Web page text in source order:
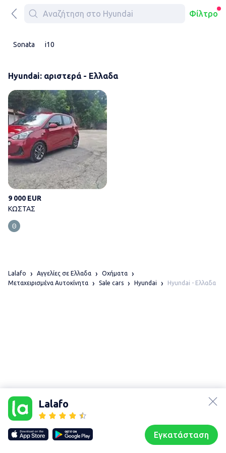
Φίλτρο
Sonata i10
Hyundai: αριστερά - Ελλαδα
9 000 EUR
ΚΩΣΤΑΣ
Lalafo
Εγκατάσταση
Lalafo Αγγελίες σε Ελλαδα
Οχήματα
Μεταχειρισμένα Αυτοκίνητα
Sale cars Hyundai Hyundai - Ελλαδα
Our websites
lalafo.kg
lalafo.rs
lalafo.pl
Sitemap
Συζητήσεις Προφίλ